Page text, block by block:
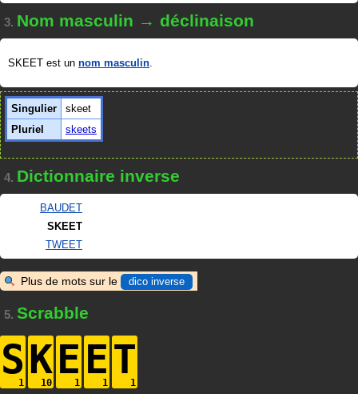
3. Nom masculin → déclinaison
SKEET est un nom masculin.
Singulier
skeet
Pluriel
skeets
4. Dictionnaire inverse
BAUDET
SKEET
TWEET
Plus de mots sur le dico inverse
5. Scrabble
SKE ET